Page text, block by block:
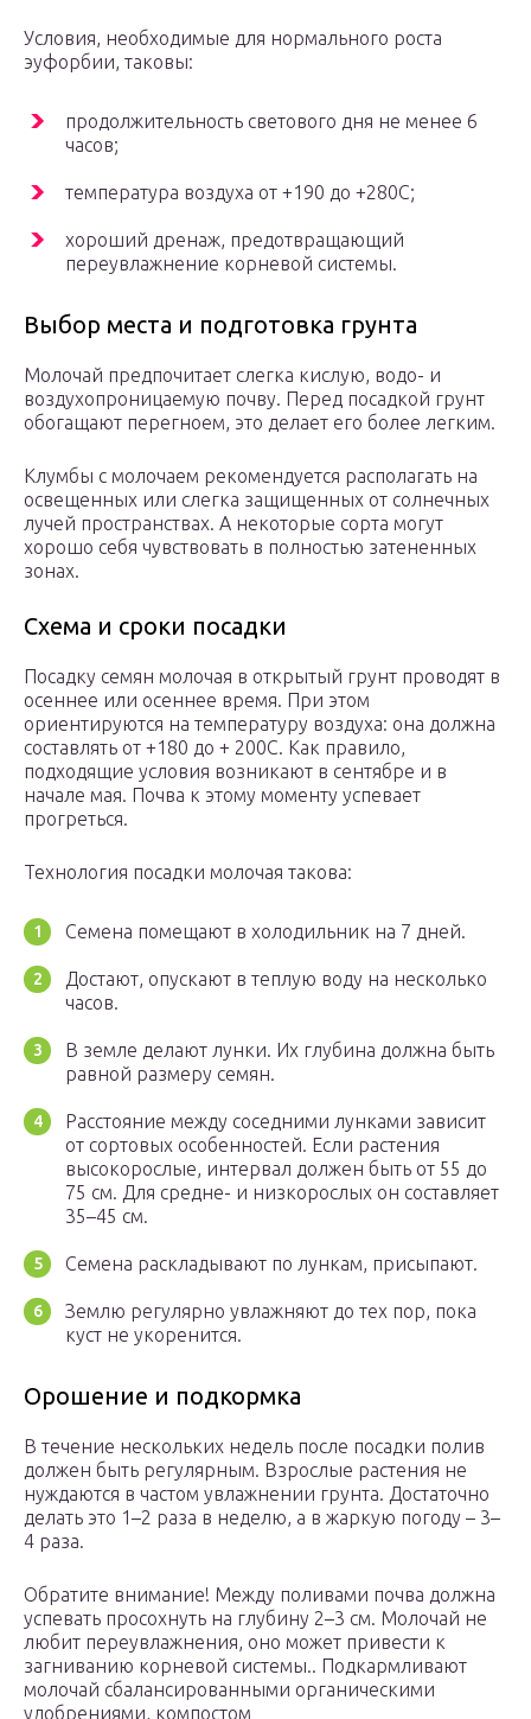
Условия, необходимые для нормального роста
эуфорбии, таковы:
продолжительность светового дня не менее 6
часов;
температура воздуха от +190 до +280С;
хороший дренаж, предотвращающий
переувлажнение корневой системы.
Выбор места и подготовка грунта
Молочай предпочитает слегка кислую, водо- и
воздухопроницаемую почву. Перед посадкой грунт
обогащают перегноем, это делает его более легким.
Клумбы с молочаем рекомендуется располагать на
освещенных или слегка защищенных от солнечных
лучей пространствах. А некоторые сорта могут
хорошо себя чувствовать в полностью затененных
зонах.
Схема и сроки посадки
Посадку семян молочая в открытый грунт проводят в
осеннее или осеннее время. При этом
ориентируются на температуру воздуха: она должна
составлять от +180 до + 200С. Как правило,
подходящие условия возникают в сентябре и в
начале мая. Почва к этому моменту успевает
прогреться.
Технология посадки молочая такова:
Семена помещают в холодильник на 7 дней.
Достают, опускают в теплую воду на несколько
часов.
В земле делают лунки. Их глубина должна быть
равной размеру семян.
Расстояние между соседними лунками зависит
от сортовых особенностей. Если растения
высокорослые, интервал должен быть от 55 до
75 см. Для средне- и низкорослых он составляет
35–45 см.
Семена раскладывают по лункам, присыпают.
Землю регулярно увлажняют до тех пор, пока
куст не укоренится.
Орошение и подкормка
В течение нескольких недель после посадки полив
должен быть регулярным. Взрослые растения не
нуждаются в частом увлажнении грунта. Достаточно
делать это 1–2 раза в неделю, а в жаркую погоду – 3–
4 раза.
Обратите внимание! Между поливами почва должна
успевать просохнуть на глубину 2–3 см. Молочай не
любит переувлажнения, оно может привести к
загниванию корневой системы.. Подкармливают
молочай сбалансированными органическими
удобрениями, компостом